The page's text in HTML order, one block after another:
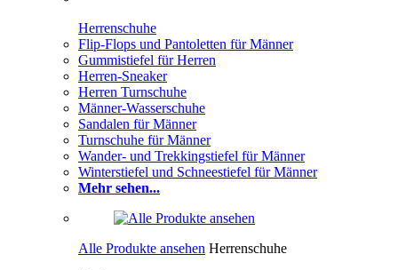
Herrenschuhe
Flip-Flops und Pantoletten für Männer
Gummistiefel für Herren
Herren-Sneaker
Herren Turnschuhe
Männer-Wasserschuhe
Sandalen für Männer
Turnschuhe für Männer
Wander- und Trekkingstiefel für Männer
Winterstiefel und Schneestiefel für Männer
Mehr sehen...
Alle Produkte ansehen Herrenschuhe